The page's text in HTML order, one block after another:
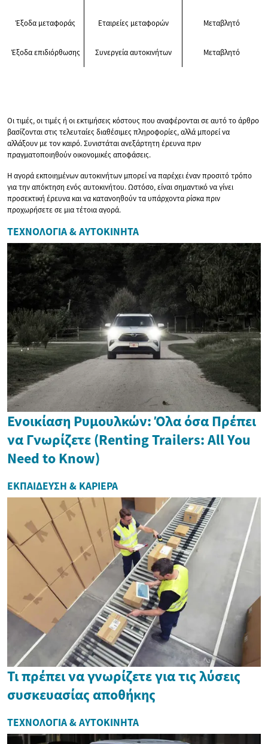
Έξοδα μεταφοράς Εταιρείες μεταφορών Μεταβλητό
Έξοδα επιδιόρθωσης Συνεργεία αυτοκινήτων Μεταβλητό
Οι τιμές, οι τιμές ή οι εκτιμήσεις κόστους που αναφέρονται σε αυτό το άρθρο
βασίζονται στις τελευταίες διαθέσιμες πληροφορίες, αλλά μπορεί να
αλλάξουν με τον καιρό. Συνιστάται ανεξάρτητη έρευνα πριν
πραγματοποιηθούν οικονομικές αποφάσεις.
Η αγορά εκποιημένων αυτοκινήτων μπορεί να παρέχει έναν προσιτό τρόπο
για την απόκτηση ενός αυτοκινήτου. Ωστόσο, είναι σημαντικό να γίνει
προσεκτική έρευνα και να κατανοηθούν τα υπάρχοντα ρίσκα πριν
προχωρήσετε σε μια τέτοια αγορά.
ΤΕΧΝΟΛΟΓΊΑ & ΑΥΤΟΚΊΝΗΤΑ
Ενοικίαση Ρυμουλκών: Όλα όσα Πρέπει
να Γνωρίζετε (Renting Trailers: All You
Need to Know)
ΕΚΠΑΊΔΕΥΣΗ & ΚΑΡΙΈΡΑ
Τι πρέπει να γνωρίζετε για τις λύσεις
συσκευασίας αποθήκης
ΤΕΧΝΟΛΟΓΊΑ & ΑΥΤΟΚΊΝΗΤΑ